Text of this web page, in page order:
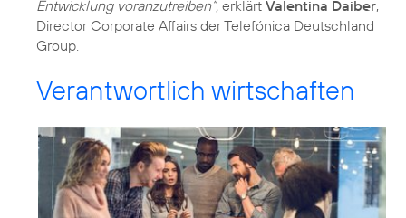
Entwicklung voranzutreiben“, erklärt Valentina Daiber,
Director Corporate Affairs der Telefónica Deutschland
Group.
Verantwortlich wirtschaften